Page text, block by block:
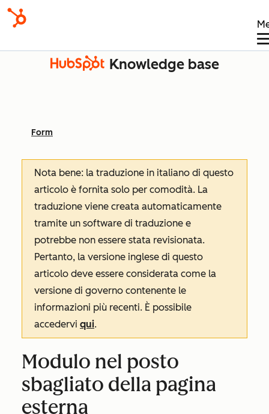
Knowledge base
Form
Nota bene: la traduzione in italiano di questo
articolo è fornita solo per comodità. La
traduzione viene creata automaticamente
tramite un software di traduzione e
potrebbe non essere stata revisionata.
Pertanto, la versione inglese di questo
articolo deve essere considerata come la
versione di governo contenente le
informazioni più recenti. È possibile
accedervi qui.
Modulo nel posto
sbagliato della pagina
esterna